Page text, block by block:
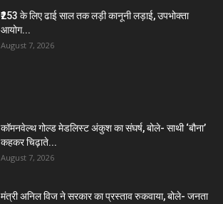
₹253 के लिए ढाई साल तक लड़ी कानूनी लड़ाई, उपभोक्ता
आयोग...
August 7, 2026
कॉमनवेल्थ गोल्ड मेडलिस्ट अंकुश का संघर्ष, बोले- साथी ‘बौना’
कहकर चिढ़ाते...
August 7, 2026
मंत्री अनिल विज ने सरकार का प्रस्ताव रुकवाया, बोले- जनता